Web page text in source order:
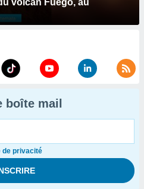
volcan Fuego, au
boîte mail
de privacité